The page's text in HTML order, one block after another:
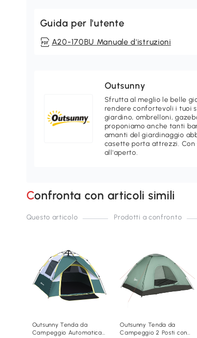
Guida per l'utente
A20-170BU Manuale d'istruzioni
Outsunny
Sfrutta al meglio le belle
rendere confortevoli i tuoi
giardino, ombrelloni,
proponiamo anche tanti
amanti del giardinaggio
casette porta attrezzi. Con
all'aperto.
Confronta con articoli simili
Questo articolo
Outsunny Tenda da
Campeggio Automatica
Prodotti a confronto
Outsunny Tenda da
Campeggio 2 Posti con